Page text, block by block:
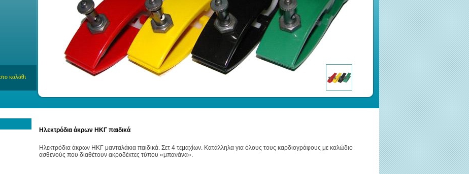
Ηλεκτρόδια άκρων ΗΚΓ παιδικά
Ηλεκτρόδια άκρων ΗΚΓ μανταλάκια παιδικά. Σετ 4 τεμαχίων. Κατάλληλα για όλους τους καρδιογράφους με καλώδιο
ασθενούς που διαθέτουν ακροδέκτες τύπου «μπανάνα».